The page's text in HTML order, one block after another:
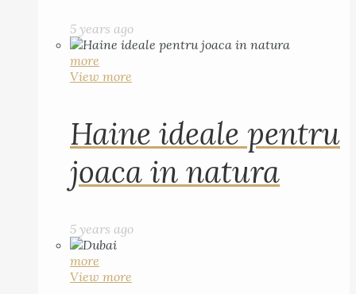
5 years ago
more
View more
Haine ideale pentru
joaca in natura
5 years ago
more
View more